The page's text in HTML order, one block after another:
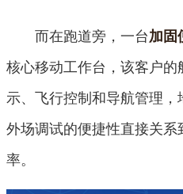
而在跑道旁，一台加固
核心移动工作台，该客户
示、飞行控制和导航管理
外场调试的便捷性直接关
率。